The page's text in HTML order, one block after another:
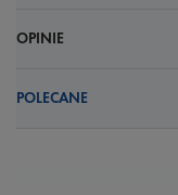
OPINIE
POLECANE